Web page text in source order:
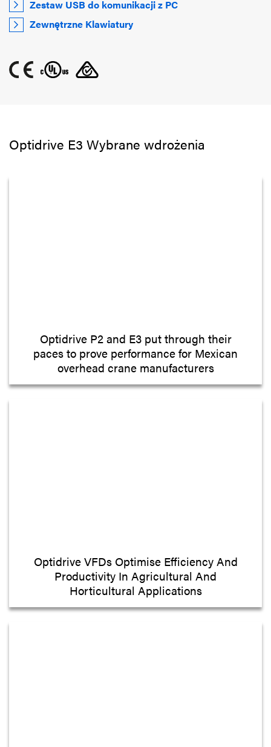
Zestaw USB do komunikacji z PC
Zewnętrzne Klawiatury
Optidrive E3 Wybrane wdrożenia
Optidrive P2 and E3 put through their
paces to prove performance for Mexican
overhead crane manufacturers
Optidrive VFDs Optimise Efficiency And
Productivity In Agricultural And
Horticultural Applications